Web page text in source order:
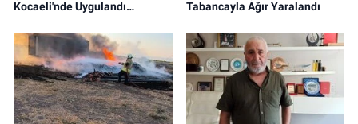
Kocaeli'nde Uygulandı…
Tabancayla Ağır Yaralandı